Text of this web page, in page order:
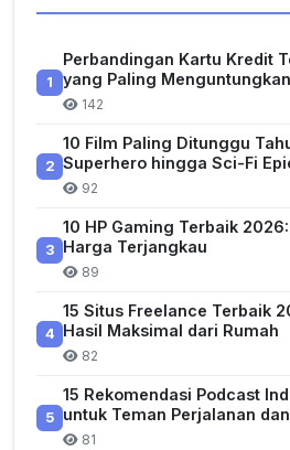
1
Perbandingan Kartu Kredit
yang Paling Menguntungkan
142
2
10 Film Paling Ditunggu
Superhero hingga Sci-Fi
92
3
10 HP Gaming Terbaik
Harga Terjangkau
89
4
15 Situs Freelance Terbaik
Hasil Maksimal dari Rumah
82
5
15 Rekomendasi Podcast
untuk Teman Perjalanan
81